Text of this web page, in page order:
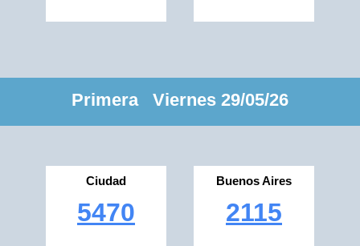
Primera Viernes 29/05/26
Ciudad
5470
Buenos Aires
2115